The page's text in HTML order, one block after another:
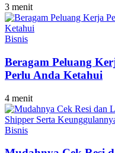
3 menit
Bisnis
Beragam Peluang
Perlu Anda Ketahui
4 menit
Bisnis